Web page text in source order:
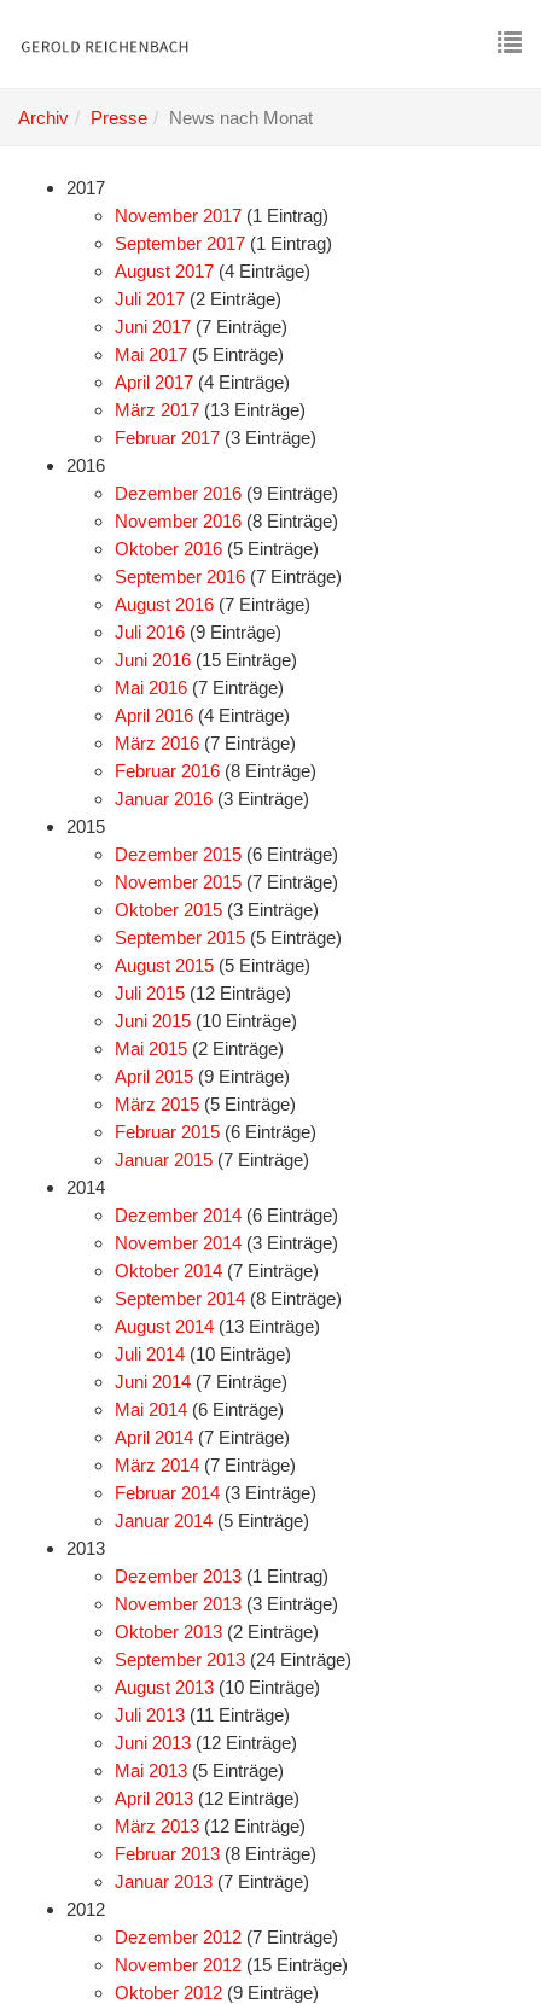
Archiv Presse News nach Monat
2017
November 2017 (1 Eintrag)
September 2017 (1 Eintrag)
August 2017 (4 Einträge)
Juli 2017 (2 Einträge)
Juni 2017 (7 Einträge)
Mai 2017 (5 Einträge)
April 2017 (4 Einträge)
März 2017 (13 Einträge)
Februar 2017 (3 Einträge)
2016
Dezember 2016 (9 Einträge)
November 2016 (8 Einträge)
Oktober 2016 (5 Einträge)
September 2016 (7 Einträge)
August 2016 (7 Einträge)
Juli 2016 (9 Einträge)
Juni 2016 (15 Einträge)
Mai 2016 (7 Einträge)
April 2016 (4 Einträge)
März 2016 (7 Einträge)
Februar 2016 (8 Einträge)
Januar 2016 (3 Einträge)
2015
Dezember 2015 (6 Einträge)
November 2015 (7 Einträge)
Oktober 2015 (3 Einträge)
September 2015 (5 Einträge)
August 2015 (5 Einträge)
Juli 2015 (12 Einträge)
Juni 2015 (10 Einträge)
Mai 2015 (2 Einträge)
April 2015 (9 Einträge)
März 2015 (5 Einträge)
Februar 2015 (6 Einträge)
Januar 2015 (7 Einträge)
2014
Dezember 2014 (6 Einträge)
November 2014 (3 Einträge)
Oktober 2014 (7 Einträge)
September 2014 (8 Einträge)
August 2014 (13 Einträge)
Juli 2014 (10 Einträge)
Juni 2014 (7 Einträge)
Mai 2014 (6 Einträge)
April 2014 (7 Einträge)
März 2014 (7 Einträge)
Februar 2014 (3 Einträge)
Januar 2014 (5 Einträge)
2013
Dezember 2013 (1 Eintrag)
November 2013 (3 Einträge)
Oktober 2013 (2 Einträge)
September 2013 (24 Einträge)
August 2013 (10 Einträge)
Juli 2013 (11 Einträge)
Juni 2013 (12 Einträge)
Mai 2013 (5 Einträge)
April 2013 (12 Einträge)
März 2013 (12 Einträge)
Februar 2013 (8 Einträge)
Januar 2013 (7 Einträge)
2012
Dezember 2012 (7 Einträge)
November 2012 (15 Einträge)
Oktober 2012 (9 Einträge)